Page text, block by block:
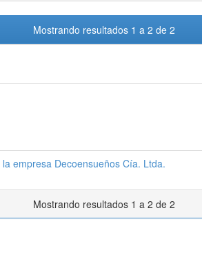
Mostrando resultados 1 a 2 de 2
empresa Decoensueños Cía. Ltda.
Mostrando resultados 1 a 2 de 2